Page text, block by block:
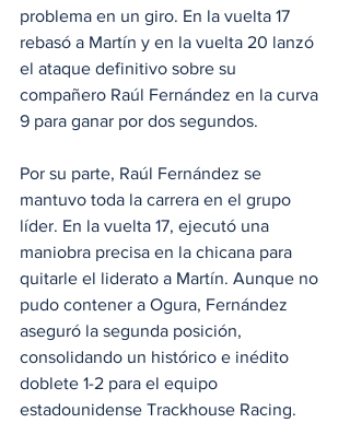
problema en un giro. En la vuelta 17
rebasó a Martín y en la vuelta 20 lanzó
el ataque definitivo sobre su
compañero Raúl Fernández en la curva
9 para ganar por dos segundos.
Por su parte, Raúl Fernández se
mantuvo toda la carrera en el grupo
líder. En la vuelta 17, ejecutó una
maniobra precisa en la chicana para
quitarle el liderato a Martín. Aunque no
pudo contener a Ogura, Fernández
aseguró la segunda posición,
consolidando un histórico e inédito
doblete 1-2 para el equipo
estadounidense Trackhouse Racing.